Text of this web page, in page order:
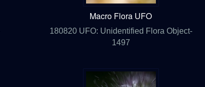
Macro Flora UFO
180820 UFO: Unidentified Flora Object-
1497